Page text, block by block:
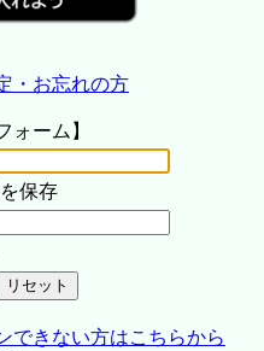
・お忘れの方
ォーム】
保存
できない方はこちらから